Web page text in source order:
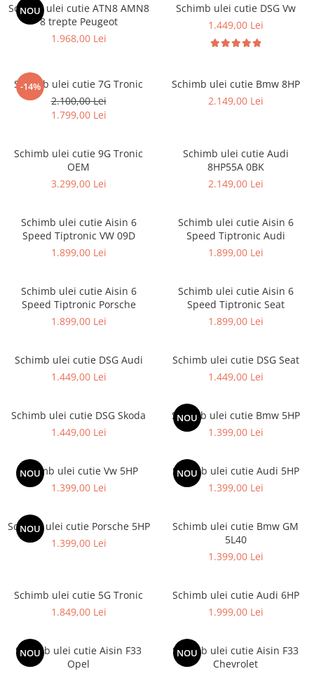
NOU
Schimb ulei cutie ATN8 AMN8
8 trepte Peugeot
1.968,00 Lei
Schimb ulei cutie DSG Vw
1.449,00 Lei
-14%
Schimb ulei cutie 7G Tronic
2.100,00 Lei
1.799,00 Lei
Schimb ulei cutie Bmw 8HP
2.149,00 Lei
Schimb ulei cutie 9G Tronic
OEM
3.299,00 Lei
Schimb ulei cutie Audi
8HP55A 0BK
2.149,00 Lei
Schimb ulei cutie Aisin 6
Speed Tiptronic VW 09D
1.899,00 Lei
Schimb ulei cutie Aisin 6
Speed Tiptronic Audi
1.899,00 Lei
Schimb ulei cutie Aisin 6
Speed Tiptronic Porsche
1.899,00 Lei
Schimb ulei cutie Aisin 6
Speed Tiptronic Seat
1.899,00 Lei
Schimb ulei cutie DSG Audi
1.449,00 Lei
Schimb ulei cutie DSG Seat
1.449,00 Lei
Schimb ulei cutie DSG Skoda
1.449,00 Lei
NOU
Schimb ulei cutie Bmw 5HP
1.399,00 Lei
NOU
Schimb ulei cutie Vw 5HP
1.399,00 Lei
NOU
Schimb ulei cutie Audi 5HP
1.399,00 Lei
NOU
Schimb ulei cutie Porsche 5HP
1.399,00 Lei
Schimb ulei cutie Bmw GM
5L40
1.399,00 Lei
Schimb ulei cutie 5G Tronic
1.849,00 Lei
Schimb ulei cutie Audi 6HP
1.999,00 Lei
NOU
Schimb ulei cutie Aisin F33
Opel
NOU
Schimb ulei cutie Aisin F33
Chevrolet